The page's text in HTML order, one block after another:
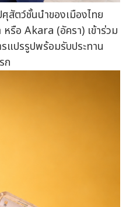
สัตว์ชั้นนำของเมืองไทย
รือ Akara (อัครา) เข้าร่วม
แปรรูปพร้อมรับประทาน
ก